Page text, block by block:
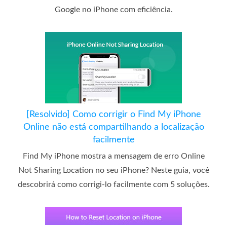
Google no iPhone com eficiência.
[Resolvido] Como corrigir o Find My iPhone
Online não está compartilhando a localização
facilmente
Find My iPhone mostra a mensagem de erro Online
Not Sharing Location no seu iPhone? Neste guia, você
descobrirá como corrigi-lo facilmente com 5 soluções.